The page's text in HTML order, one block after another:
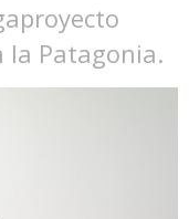
la Patagonia.